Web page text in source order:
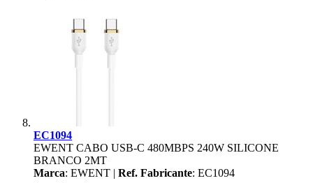
EC1094
EWENT CABO USB-C 480MBPS 240W SILICONE
BRANCO 2MT
Marca: EWENT | Ref. Fabricante: EC1094